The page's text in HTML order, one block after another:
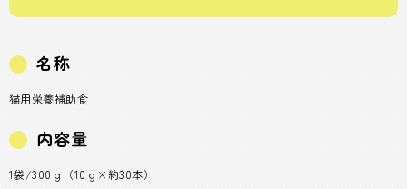
名称
猫用栄養補助食
内容量
1袋/300ｇ（10ｇ×約30本）